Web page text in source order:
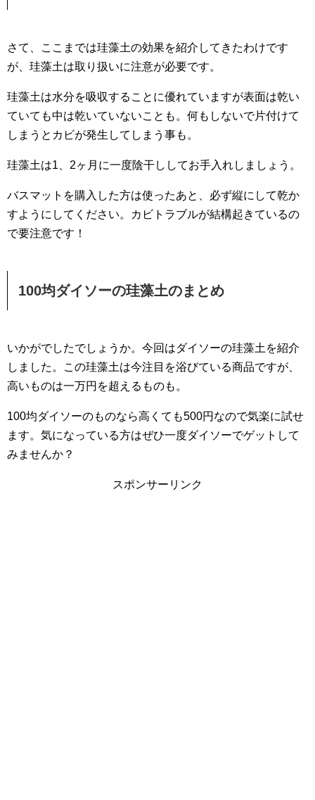
さて、ここまでは珪藻土の効果を紹介してきたわけです
が、珪藻土は取り扱いに注意が必要です。
珪藻土は水分を吸収することに優れていますが表面は乾い
ていても中は乾いていないことも。何もしないで片付けて
しまうとカビが発生してしまう事も。
珪藻土は1、2ヶ月に一度陰干ししてお手入れしましょう。
バスマットを購入した方は使ったあと、必ず縦にして乾か
すようにしてください。カビトラブルが結構起きているの
で要注意です！
100均ダイソーの珪藻土のまとめ
いかがでしたでしょうか。今回はダイソーの珪藻土を紹介
しました。この珪藻土は今注目を浴びている商品ですが、
高いものは一万円を超えるものも。
100均ダイソーのものなら高くても500円なので気楽に試せ
ます。気になっている方はぜひ一度ダイソーでゲットして
みませんか？
スポンサーリンク